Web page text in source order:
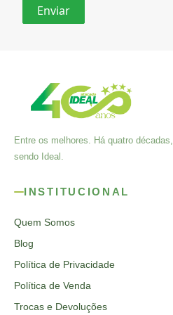
Entre os melhores. Há quatro décadas,
sendo Ideal.
INSTITUCIONAL
Quem Somos
Blog
Política de Privacidade
Política de Venda
Trocas e Devoluções